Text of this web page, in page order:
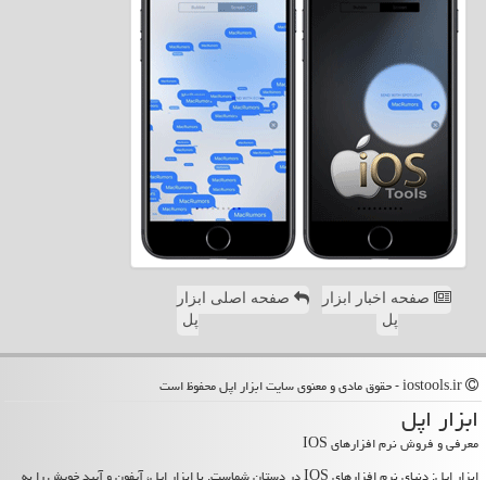
صفحه اخبار ابزار
پل
صفحه اصلی ابزار
پل
ابزار اپل
معرفی و فروش نرم افزارهای IOS